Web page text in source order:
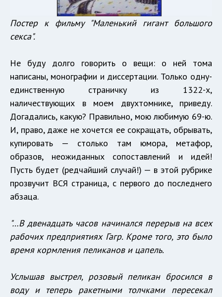
Постер к фильму "Маленький гигант большого
секса".
Не буду долго говорить о вещи: о ней тома
написаны, монографии и диссертации. Только одну-
единственную страничку из 1322-х,
наличествующих в моем двухтомнике, приведу.
Догадались, какую? Правильно, мою любимую 69-ю.
И, право, даже не хочется ее сокращать, обрывать,
купировать — столько там юмора, метафор,
образов, неожиданных сопоставлений и идей!
Пусть будет (редчайший случай!) — в этой рубрике
прозвучит ВСЯ страница, с первого до последнего
абзаца.
"…В двенадцать часов начинался перерыв на всех
рабочих предприятиях Гагр. Кроме того, это было
время кормления пеликанов и цапель.
Услышав выстрел, розовый пеликан бросился в
воду и теперь ракетными толчками пересекал